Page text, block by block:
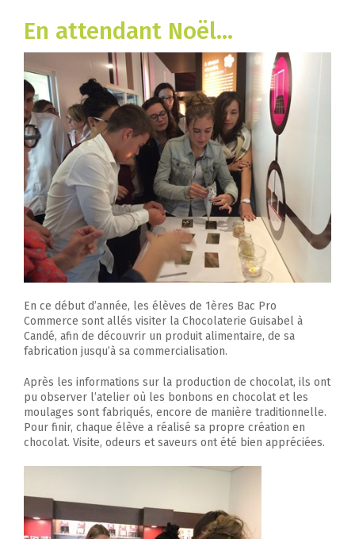
En attendant Noël…
En ce début d’année, les élèves de 1ères Bac Pro
Commerce sont allés visiter la Chocolaterie Guisabel à
Candé, afin de découvrir un produit alimentaire, de sa
fabrication jusqu’à sa commercialisation.
Après les informations sur la production de chocolat, ils ont
pu observer l’atelier où les bonbons en chocolat et les
moulages sont fabriqués, encore de manière traditionnelle.
Pour finir, chaque élève a réalisé sa propre création en
chocolat. Visite, odeurs et saveurs ont été bien appréciées.